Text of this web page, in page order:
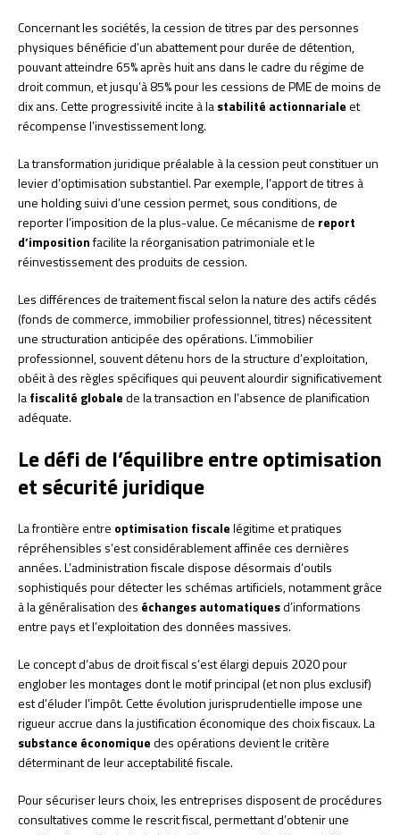
Concernant les sociétés, la cession de titres par des personnes
physiques bénéficie d’un abattement pour durée de détention,
pouvant atteindre 65% après huit ans dans le cadre du régime de
droit commun, et jusqu’à 85% pour les cessions de PME de moins de
dix ans. Cette progressivité incite à lastabilité actionnarialeet
récompense l’investissement long.
La transformation juridique préalable à la cession peut constituer un
levier d’optimisation substantiel. Par exemple, l’apport de titres à
une holding suivi d’une cession permet, sous conditions, de
reporter l’imposition de la plus-value. Ce mécanisme de report
d’impositionfacilite la réorganisation patrimoniale et le
réinvestissement des produits de cession.
Les différences de traitement fiscal selon la nature des actifs cédés
(fonds de commerce, immobilier professionnel, titres) nécessitent
une structuration anticipée des opérations. L’immobilier
professionnel, souvent détenu hors de la structure d’exploitation,
obéit à des règles spécifiques qui peuvent alourdir significativement
lafiscalité globalede la transaction en l’absence de planification
adéquate.
Le défi de l’équilibre entre optimisation
et sécurité juridique
La frontière entre optimisation fiscalelégitime et pratiques
répréhensibles s’est considérablement affinée ces dernières
années. L’administration fiscale dispose désormais d’outils
sophistiqués pour détecter les schémas artificiels, notamment grâce
à la généralisation des échanges automatiquesd’informations
entre pays et l’exploitation des données massives.
Le concept d’abus de droit fiscal s’est élargi depuis 2020 pour
englober les montages dont le motif principal (et non plus exclusif)
est d’éluder l’impôt. Cette évolution jurisprudentielle impose une
rigueur accrue dans la justification économique des choix fiscaux. La
substance économiquedes opérations devient le critère
déterminant de leur acceptabilité fiscale.
Pour sécuriser leurs choix, les entreprises disposent de procédures
consultatives comme le rescrit fiscal, permettant d’obtenir une